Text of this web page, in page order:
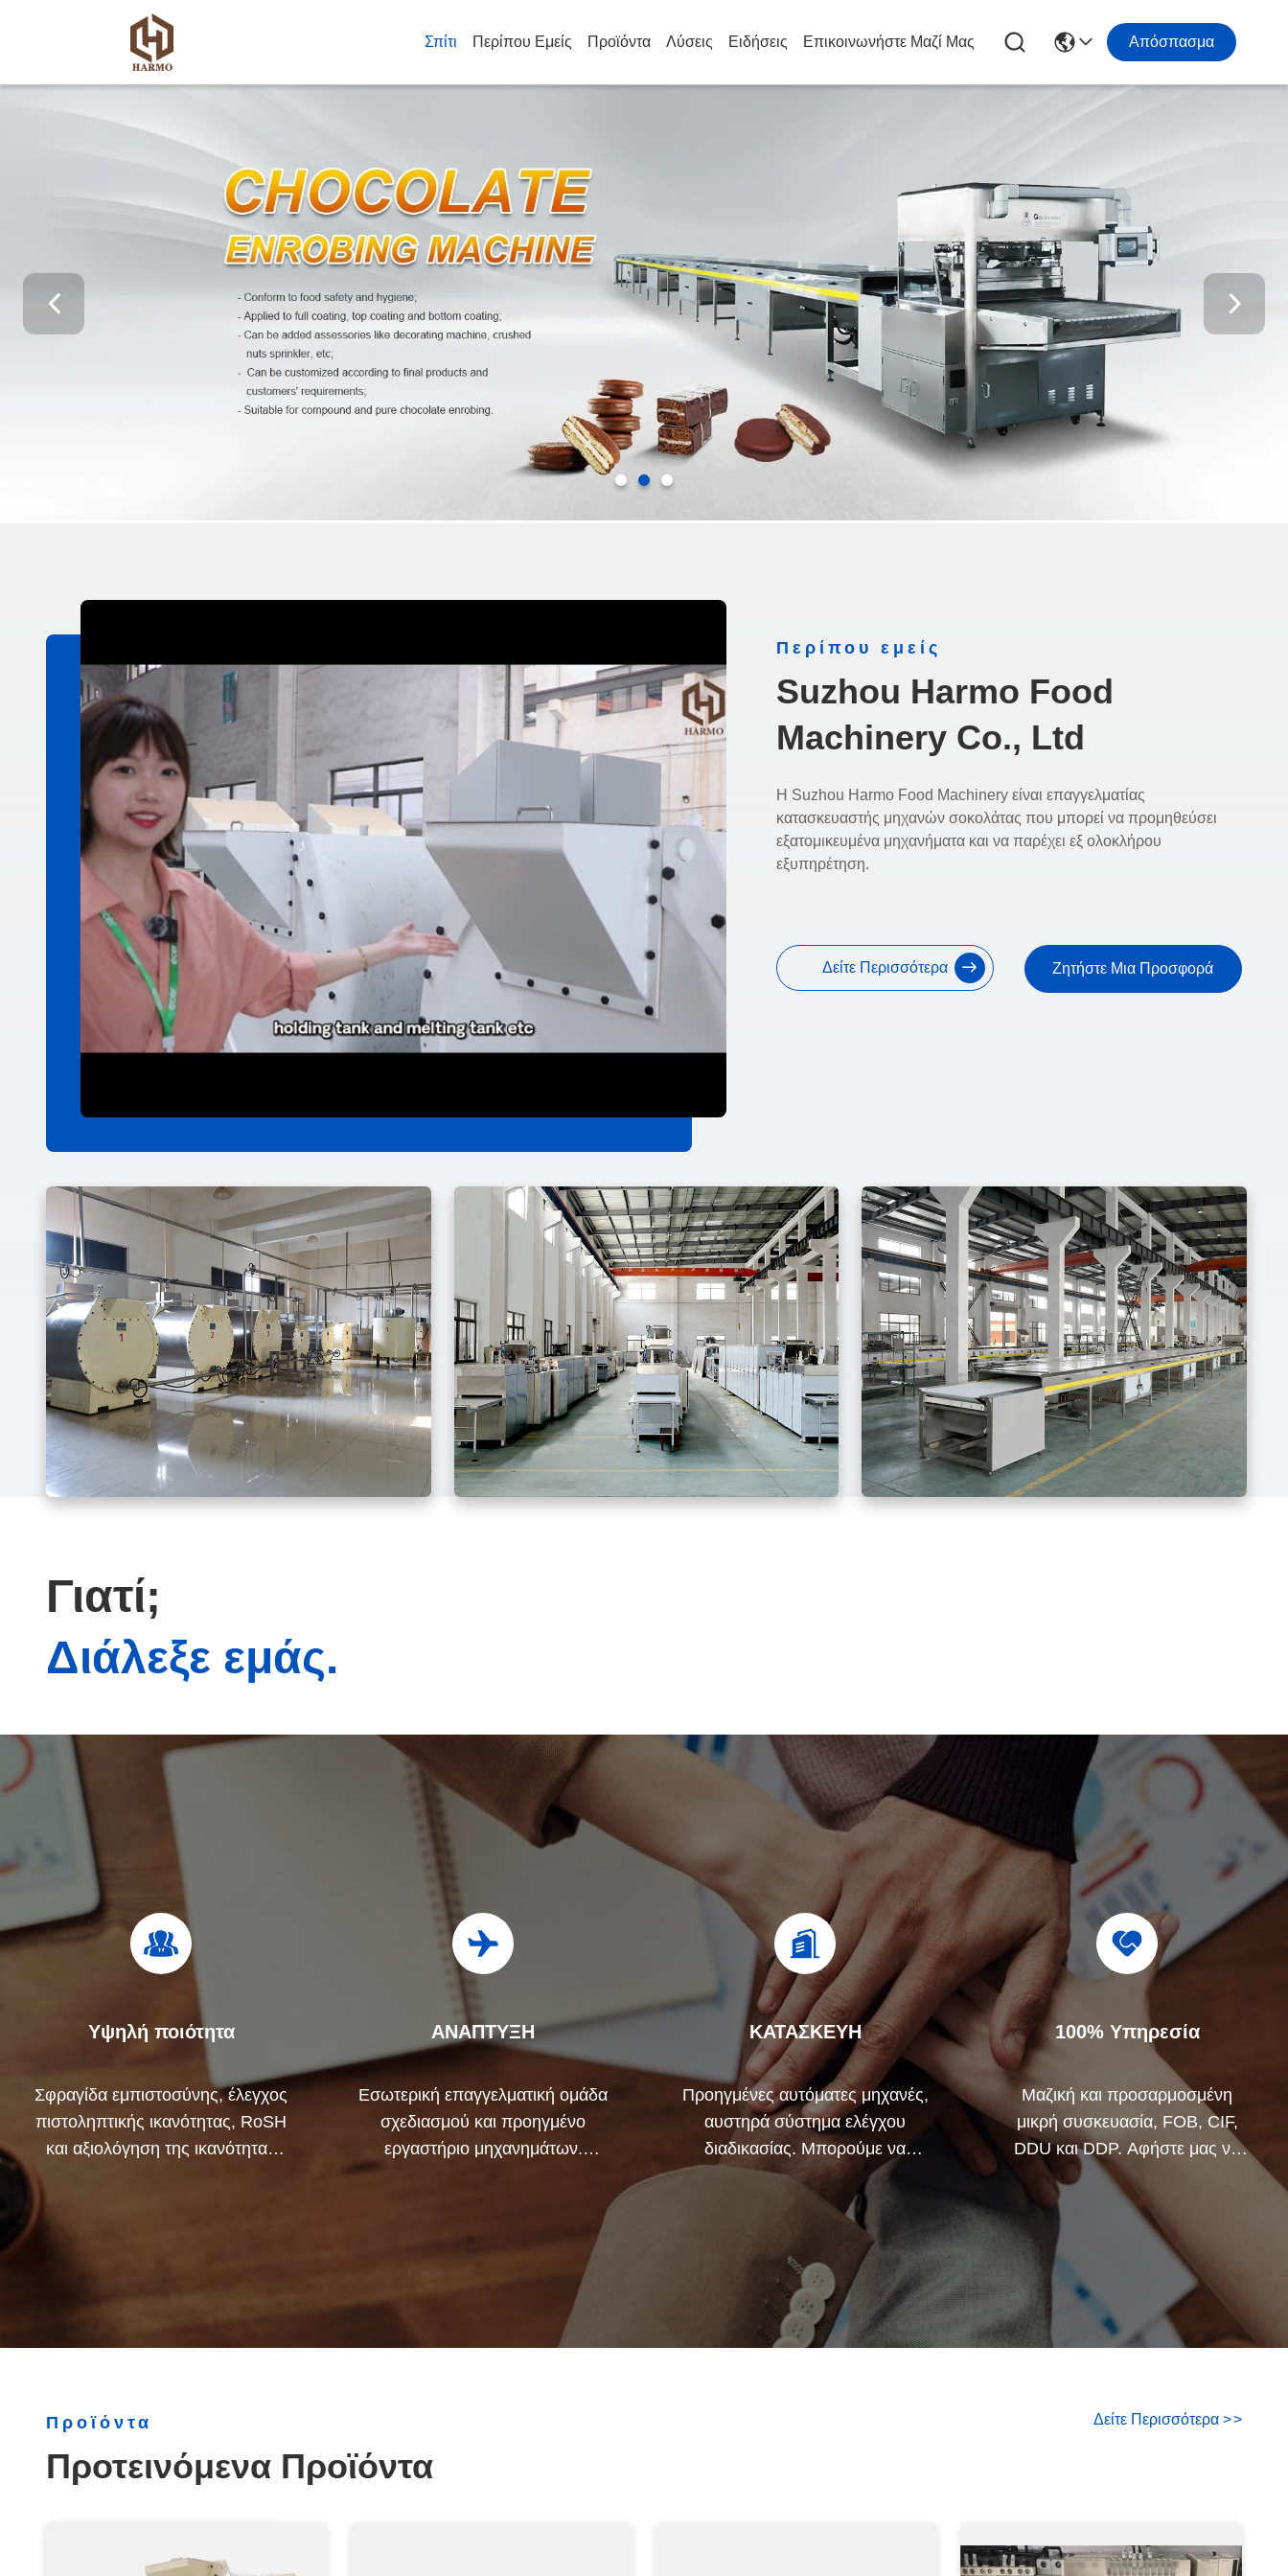
Σπίτι Περίπου Εμείς Προϊόντα Λύσεις Ειδήσεις Επικοινωνήστε Μαζί Μας Απόσπασμα
Περίπου εμείς
Suzhou Harmo Food
Machinery Co., Ltd
Η Suzhou Harmo Food Machinery είναι επαγγελματίας
κατασκευαστής μηχανών σοκολάτας που μπορεί να προμηθεύσει
εξατομικευμένα μηχανήματα και να παρέχει εξ ολοκλήρου
εξυπηρέτηση.
Δείτε Περισσότερα Ζητήστε Μια Προσφορά
Γιατί;
Διάλεξε εμάς.
Υψηλή ποιότητα
Σφραγίδα εμπιστοσύνης, έλεγχος
πιστοληπτικής ικανότητας, RoSH
και αξιολόγηση της ικανότητας
ΑΝΑΠΤΥΞΗ
Εσωτερική επαγγελματική ομάδα
σχεδιασμού και προηγμένο
εργαστήριο μηχανημάτων.
Μπορούμε να συνεργαστούμε
ΚΑΤΑΣΚΕΥΗ
Προηγμένες αυτόματες μηχανές,
αυστηρά σύστημα ελέγχου
διαδικασίας. Μπορούμε να
κατασκευάσουμε όλα τα
ηλεκτρικά τερματικά πέρα από τη
100% Υπηρεσία
Μαζική και προσαρμοσμένη
μικρή συσκευασία, FOB, CIF,
DDU και DDP. Αφήστε μας να
σας βοηθήσουμε να βρείτε την
καλύτερη λύση για όλες τις
ανησυχίες σας.
Προϊόντα
Προτεινόμενα Προϊόντα
Δείτε Περισσότερα >>